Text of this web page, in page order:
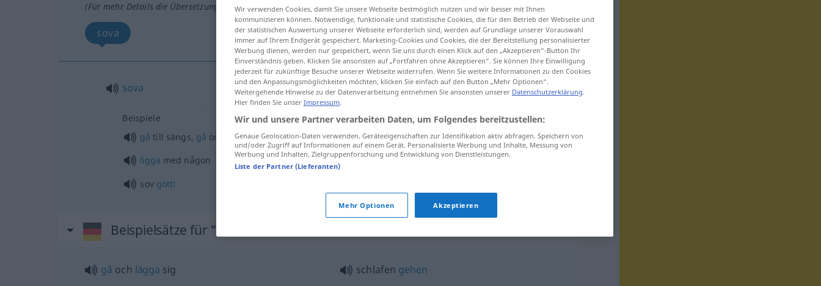
(Für mehr Details die Übersetzung anklicken/antippen)
sova
sova schlafen
Beispiele
gå till sängs, gå och läggasig sich schlafenlegen
ligga med någon mit jemandem schlafen
sov gott!
Beispielsätze für "schlafen"
gå och lägga sig schlafen gehen
Wir verwenden Cookies, damit Sie unsere Webseite bestmöglich nutzen und wir besser mit Ihnen
kommunizieren können. Notwendige, funktionale und statistische Cookies, die für den Betrieb der Webseite und
der statistischen Auswertung unserer Webseite erforderlich sind, werden auf Grundlage unserer Vorauswahl
immer auf Ihrem Endgerät gespeichert. Marketing-Cookies und Cookies, die der Bereitstellung personalisierter
Werbung dienen, werden nur gespeichert, wenn Sie uns durch einen Klick auf den „Akzeptieren“-Button Ihr
Einverständnis geben. Klicken Sie ansonsten auf „Fortfahren ohne Akzeptieren“. Sie können Ihre Einwilligung
jederzeit für zukünftige Besuche unserer Webseite widerrufen. Wenn Sie weitere Informationen zu den Cookies
und den Anpassungsmöglichkeiten möchten, klicken Sie einfach auf den Button „Mehr Optionen“.
Weitergehende Hinweise zu der Datenverarbeitung entnehmen Sie ansonsten unserer Datenschutzerklärung.
Hier finden Sie unser Impressum.
Wir und unsere Partner verarbeiten Daten, um Folgendes bereitzustellen:
Genaue Geolocation-Daten verwenden. Geräteeigenschaften zur Identifikation aktiv abfragen. Speichern von
und/oder Zugriff auf Informationen auf einem Gerät. Personalisierte Werbung und Inhalte, Messung von
Werbung und Inhalten, Zielgruppenforschung und Entwicklung von Dienstleistungen.
Liste der Partner (Lieferanten)
Mehr Optionen Akzeptieren